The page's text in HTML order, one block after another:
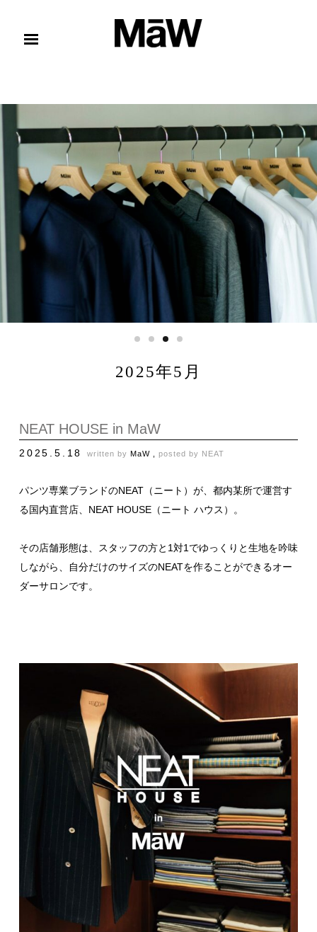
2025年5月
NEAT HOUSE in MaW
2025.5.18 written by MaW , posted by NEAT
パンツ専業ブランドのNEAT（ニート）が、都内某所で運営す
る国内直営店、NEAT HOUSE（ニート ハウス）。
その店舗形態は、スタッフの方と1対1でゆっくりと生地を吟味
しながら、自分だけのサイズのNEATを作ることができるオー
ダーサロンです。